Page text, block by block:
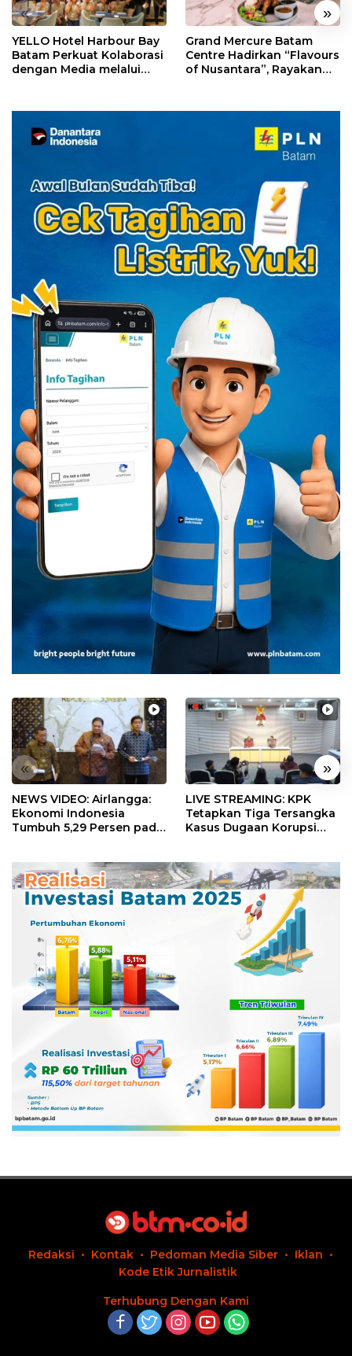
« »
YELLO Hotel Harbour Bay
Batam Perkuat Kolaborasi
dengan Media melalui
Grand Mercure Batam
Centre Hadirkan “Flavours
of Nusantara”, Rayakan
« »
NEWS VIDEO: Airlangga:
Ekonomi Indonesia
Tumbuh 5,29 Persen pada
LIVE STREAMING: KPK
Tetapkan Tiga Tersangka
Kasus Dugaan Korupsi
Redaksi Kontak Pedoman Media Siber
Iklan
Kode Etik Jurnalistik
Terhubung Dengan Kami